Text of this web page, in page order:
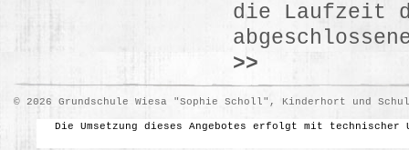
die Laufzeit
>>
© 2026 Grundschule Wiesa "Sophie Scholl", Kinderhort und
Die Umsetzung dieses Angebotes erfolgt mit technischer